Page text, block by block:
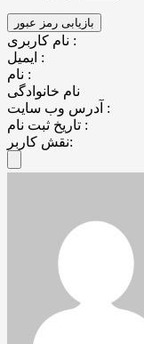
نام کاربری :
ایمیل :
نام :
نام خانوادگی
آدرس وب سایت :
تاریخ ثبت نام :
نقش کاربر: